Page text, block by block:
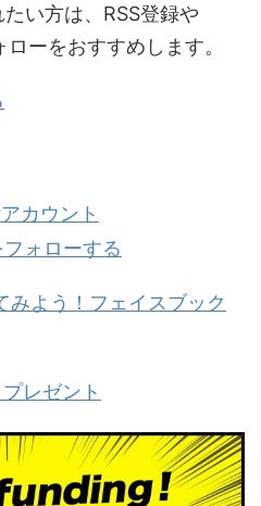
い方は、RSS登録や
ーをおすすめします。
カウント
フォローする
みよう！フェイスブック
レゼント